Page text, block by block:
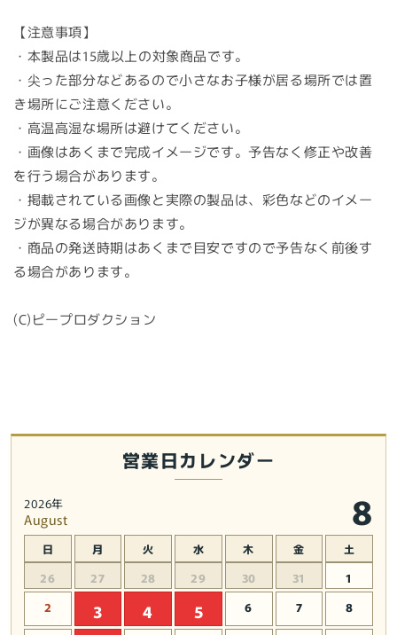
ジ
ュ
Ver
成
品)
の
数
量
を
ジ
ュ
成
品)
数
を
【注意事項】
・本製品は15歳以上の対象商品です。
・尖った部分などあるので小さなお子様が居る場所では置
き場所にご注意ください。
・高温高湿な場所は避けてください。
・画像はあくまで完成イメージです。予告なく修正や改善
を行う場合があります。
・掲載されている画像と実際の製品は、彩色などのイメー
ジが異なる場合があります。
・商品の発送時期はあくまで目安ですので予告なく前後す
る場合があります。
(C)ピープロダクション
営業日カレンダー
2026年
August 8
日 月 火 水 木 金 土
26 27 28 29 30 31
1
2
3 4 5 6 7 8